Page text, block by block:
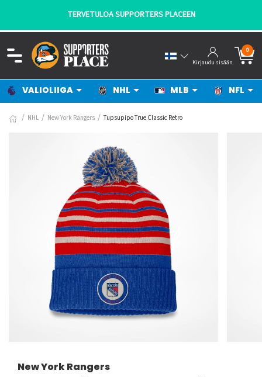
TERVETULOA SUPPORTERS PLACEEN
Kirjaudu sisään
0
VALIOLIIGA NHL MLB NFL
NHL New York Rangers Tupsupipo True Classic Retro
New York Rangers